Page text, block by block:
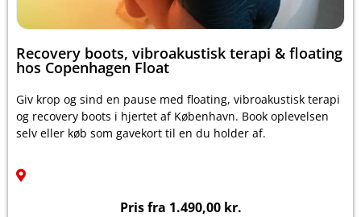
Recovery boots, vibroakustisk terapi & floating
hos Copenhagen Float
Giv krop og sind en pause med floating, vibroakustisk terapi
og recovery boots i hjertet af København. Book oplevelsen
selv eller køb som gavekort til en du holder af.
Pris fra 1.490,00 kr.